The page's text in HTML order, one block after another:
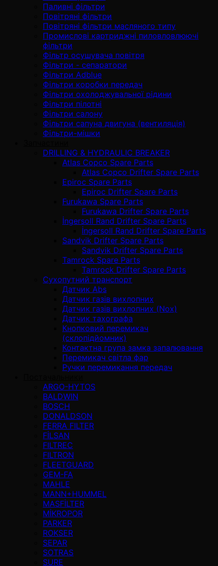
Паливні фільтри
Повітряні фільтри
Повітряні фільтри масляного типу
Промислові картриджні пиловловлюючі
фільтри
Фільтр осушувача повітря
Фільтри - сепаратори
Фільтри Adblue
Фільтри коробки передач
Фільтри охолоджувальної рідини
Фільтри пілотні
Фільтри салону
Фільтри сапуна двигуна (вентиляція)
Фільтри-мішки
DRILLING & HYDRAULIC BREAKER
Atlas Copco Spare Parts
Atlas Copco Drifter Spare Parts
Epiroc Spare Parts
Epiroc Drifter Spare Parts
Furukawa Spare Parts
Furukawa Drifter Spare Parts
İngersoll Rand Drifter Spare Parts
İngersoll Rand Drifter Spare Parts
Sandvik Drifter Spare Parts
Sandvik Drifter Spare Parts
Tamrock Spare Parts
Tamrock Drifter Spare Parts
Сухопутний транспорт
Датчик Abs
Датчик газів вихлопних
Датчик газів вихлопних (Nox)
Датчик тахографа
Кнопковий перемикач
(склопідйомник)
Контактна група замка запалювання
Перемикач світла фар
Ручки перемикання передач
ARGO-HYTOS
BALDWIN
BOSCH
DONALDSON
FERRA FILTER
FİLSAN
FILTREC
FILTRON
FLEETGUARD
GEM-FA
MAHLE
MANN+HUMMEL
MASFİLTER
MİKROPOR
PARKER
ROKSER
SEPAR
SOTRAS
SURE